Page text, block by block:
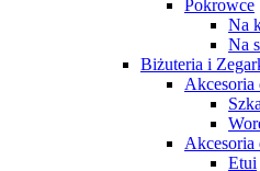
Pokrowce
Na
Na
Biżuteria i
Akcesoria
Akcesoria
Etui